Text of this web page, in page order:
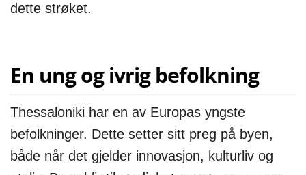
dette strøket.
En ung og ivrig befolkning
Thessaloniki har en av Europas yngste
befolkninger. Dette setter sitt preg på byen,
både når det gjelder innovasjon, kulturliv og